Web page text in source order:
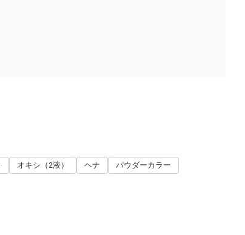
オキシ（2液） ヘナ
パウダーカラー